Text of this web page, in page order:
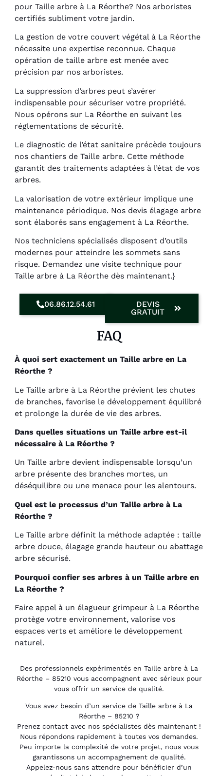
pour Taille arbre à La Réorthe? Nos arboristes
certifiés subliment votre jardin.
La gestion de votre couvert végétal à La Réorthe
nécessite une expertise reconnue. Chaque
opération de taille arbre est menée avec
précision par nos arboristes.
La suppression d’arbres peut s’avérer
indispensable pour sécuriser votre propriété.
Nous opérons sur La Réorthe en suivant les
réglementations de sécurité.
Le diagnostic de l’état sanitaire précède toujours
nos chantiers de Taille arbre. Cette méthode
garantit des traitements adaptées à l’état de vos
arbres.
La valorisation de votre extérieur implique une
maintenance périodique. Nos devis élagage arbre
sont élaborés sans engagement à La Réorthe.
Nos techniciens spécialisés disposent d’outils
modernes pour atteindre les sommets sans
risque. Demandez une visite technique pour
Taille arbre à La Réorthe dès maintenant.}
06.86.12.54.61
DEVIS
GRATUIT
FAQ
À quoi sert exactement un Taille arbre en La
Réorthe ?
Le Taille arbre à La Réorthe prévient les chutes
de branches, favorise le développement équilibré
et prolonge la durée de vie des arbres.
Dans quelles situations un Taille arbre est-il
nécessaire à La Réorthe ?
Un Taille arbre devient indispensable lorsqu’un
arbre présente des branches mortes, un
déséquilibre ou une menace pour les alentours.
Quel est le processus d’un Taille arbre à La
Réorthe ?
Le Taille arbre définit la méthode adaptée : taille
arbre douce, élagage grande hauteur ou abattage
arbre sécurisé.
Pourquoi confier ses arbres à un Taille arbre en
La Réorthe ?
Faire appel à un élagueur grimpeur à La Réorthe
protège votre environnement, valorise vos
espaces verts et améliore le développement
naturel.
Des professionnels expérimentés en Taille arbre à La
Réorthe – 85210 vous accompagnent avec sérieux pour
vous offrir un service de qualité.
Vous avez besoin d’un service de Taille arbre à La
Réorthe – 85210 ?
Prenez contact avec nos spécialistes dès maintenant !
Nous répondons rapidement à toutes vos demandes.
Peu importe la complexité de votre projet, nous vous
garantissons un accompagnement de qualité.
Appelez-nous sans attendre pour bénéficier d’un